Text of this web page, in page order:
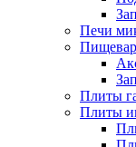
Печи
Плиты
Плиты